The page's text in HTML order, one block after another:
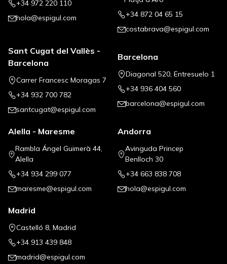
+34 972 220 110
hola@espigul.com
+34 872 04 65 15
costabrava@espigul.com
Sant Cugat del Vallès -
Barcelona
Carrer Francesc Moragas 7
+34 932 700 782
santcugat@espigul.com
Barcelona
Diagonal 520, Entresuelo 1
+34 936 404 560
barcelona@espigul.com
Alella - Maresme
Rambla Ángel Guimerà 44,
Alella
+34 934 299 077
maresme@espigul.com
Andorra
Avinguda Princep
Benlloch 30
+34 663 838 708
hola@espigul.com
Madrid
Castelló 8, Madrid
+34 913 439 848
madrid@espigul.com